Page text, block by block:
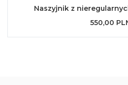
Naszyjnik z
550,00